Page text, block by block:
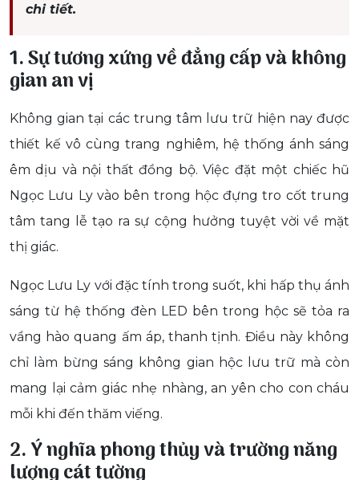
chi tiết.
1. Sự tương xứng về đẳng cấp và không
gian an vị
Không gian tại các trung tâm lưu trữ hiện nay được
thiết kế vô cùng trang nghiêm, hệ thống ánh sáng
êm dịu và nội thất đồng bộ. Việc đặt một chiếc hũ
Ngọc Lưu Ly vào bên trong hộc đựng tro cốt trung
tâm tang lễ tạo ra sự cộng hưởng tuyệt vời về mặt
thị giác.
Ngọc Lưu Ly với đặc tính trong suốt, khi hấp thụ ánh
sáng từ hệ thống đèn LED bên trong hộc sẽ tỏa ra
vầng hào quang ấm áp, thanh tịnh. Điều này không
chỉ làm bừng sáng không gian hộc lưu trữ mà còn
mang lại cảm giác nhẹ nhàng, an yên cho con cháu
mỗi khi đến thăm viếng.
2. Ý nghĩa phong thủy và trường năng
lượng cát tường